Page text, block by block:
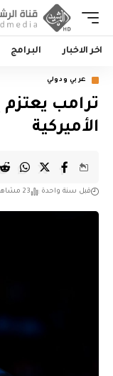
اخر الاخبار البرامج
عربي ودولي
ترامب يعتزم
الأميركية
قبل سنة واحدة 23 مشاهدات